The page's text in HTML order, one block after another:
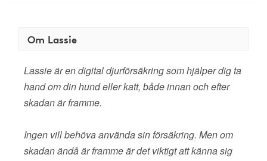
Om Lassie
Lassie är en digital djurförsäkring som hjälper dig ta
hand om din hund eller katt, både innan och efter
skadan är framme.
Ingen vill behöva använda sin försäkring. Men om
skadan ändå är framme är det viktigt att känna sig